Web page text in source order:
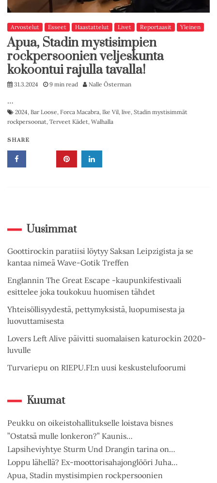
Arvostelut Esseet Haastattelut Livet Reportaasit Yleinen
Apua, Stadin mystisimpien
rockpersoonien veljeskunta
kokoontui rajulla tavalla!
31.3.2024 9 min read Nalle Österman
…
2024, Bar Loose, Forca Macabra, Ike Vil, live, Stadin mystisimmät
rockpersoonat, Terveet Kädet, Walhalla
SHARE
Uusimmat
Goottirockin paratiisi löytyy Saksan Leipzigista ja se
kantaa nimeä Wave-Gotik Treffen
Englannin The Great Escape -kaupunkifestivaali
esittelee joka toukokuu huomisen tähdet
Yhteisöllisyydestä, pettymyksistä, luopumisesta ja
luovuttamisesta
Lovers Left Alive päivitti suomalaisen katurockin 2020-
luvulle
Turvariepu on RIEPU.FI:n uusi keskustelufoorumi
Kuumat
Peukku on oikeistohallitukselle loistava bisnes
”Ostatsä mulle lonkeron?” Kaunis…
Lapsiheviyhtye Sturm Und Drangin tarina on…
Loppu lähellä? Ex-moottorisahajonglööri Juha…
Apua, Stadin mystisimpien rockpersoonien